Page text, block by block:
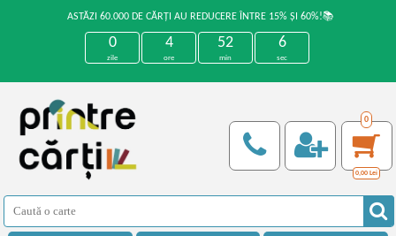
ASTĂZI 60.000 DE CĂRȚI AU REDUCERE ÎNTRE 15% ȘI 60%!📚
0
zile
4
ore
52
min
5
sec
0
0,00 Lei